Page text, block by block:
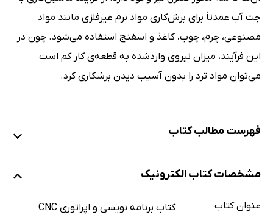
جت آب عمدتاً برای برش‌کاری مواد نرم غیرفلزی مانند مواد
مصنوعی، چرم، چوب، کاغذ و اسفنج استفاده می‌شود. چون در
این فرآیند، میزان نیروی واردشده به قطعه‌ی کار کم است
می‌توان مواد ترد را بدون آسیب دیدن برشکاری کرد.
فهرست مطالب کتاب
فصل 3: برنامه‌نویسی ماشین‌های تراش CNC
مشخصات کتاب الکترونیک
عنوان کتاب
کتاب برنامه نویسی و اپراتوری CNC